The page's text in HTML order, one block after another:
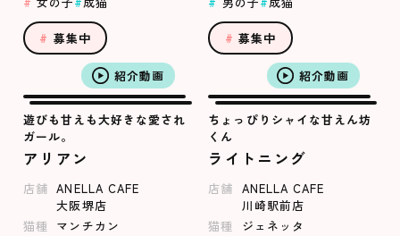
募集中 募集中
紹介動画
遊びも甘えも大好きな愛され
ガール。
アリアン
店舗 ANELLA CAFE
大阪堺店
猫種
マンチカン
紹介動画
ちょっぴりシャイな甘えん坊
くん
ライトニング
店舗 ANELLA CAFE
川崎駅前店
猫種
ジェネッタ